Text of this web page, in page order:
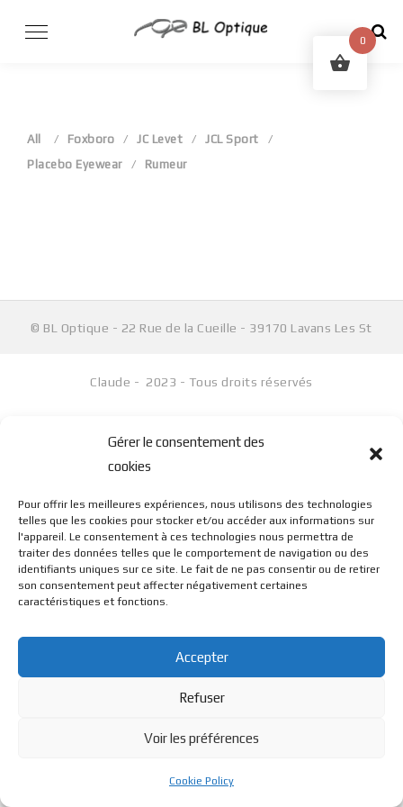
Gérer le consentement des
cookies
Pour offrir les meilleures expériences, nous utilisons des technologies
telles que les cookies pour stocker et/ou accéder aux informations sur
l'appareil. Le consentement à ces technologies nous permettra de
traiter des données telles que le comportement de navigation ou des
identifiants uniques sur ce site. Le fait de ne pas consentir ou de retirer
son consentement peut affecter négativement certaines
caractéristiques et fonctions.
Accepter
Refuser
Voir les préférences
Cookie Policy
All Foxboro JC Levet
JCL Sport
Placebo Eyewear
Rumeur
© BL Optique - 22 Rue de la Cueille - 39170 Lavans Les St
Claude - 2023 - Tous droits réservés
0